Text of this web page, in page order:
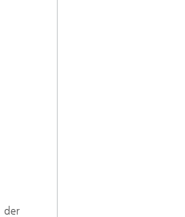
der